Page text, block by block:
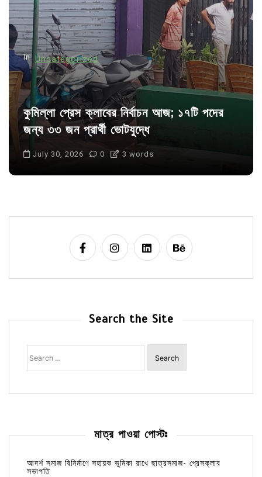
In Uncategorized
কুমিল্লা প্রেস ক্লাবের নির্বাচন আজ; ১৭টি পদের
জন্য ৩৩ জন প্রার্থী ভোটযুদ্ধে
July 30, 2026 0 3 words
Search the Site
Search
for:
মাত্র পাওয়া পোস্টঃ
আদর্শ সমাজ বিনির্মাণে সহায়ক ভুমিকা রাখে ছাত্রসমাজ- প্রেসক্লাব
সভাপতি